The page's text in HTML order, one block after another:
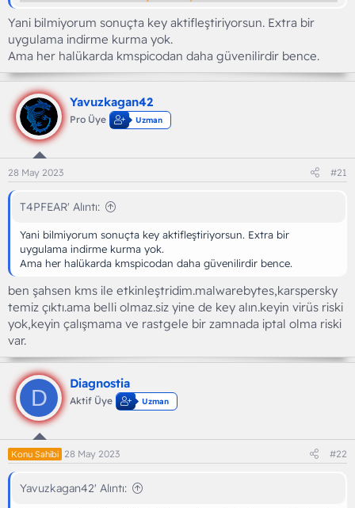
Yani bilmiyorum sonuçta key aktifleştiriyorsun. Extra bir
uygulama indirme kurma yok.
Ama her halükarda kmspicodan daha güvenilirdir bence.
Yavuzkagan42
Pro Üye Uzman
28 May 2023 #21
T4PFEAR' Alıntı:
Yani bilmiyorum sonuçta key aktifleştiriyorsun. Extra bir
uygulama indirme kurma yok.
Ama her halükarda kmspicodan daha güvenilirdir bence.
ben şahsen kms ile etkinleştridim.malwarebytes,karspersky
temiz çıktı.ama belli olmaz.siz yine de key alın.keyin virüs riski
yok,keyin çalışmama ve rastgele bir zamnada iptal olma riski
var.
D
Diagnostia
Aktif Üye Uzman
Konu Sahibi 28 May 2023 #22
Yavuzkagan42' Alıntı: